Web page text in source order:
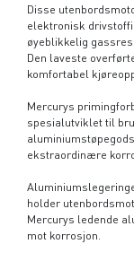
Disse
elektronisk
øyeblikkelig
Den laveste
komfortabel
Mercurys
spesialutviklet til
ekstraordinære
holder
Mercurys ledende
mot korrosjon.